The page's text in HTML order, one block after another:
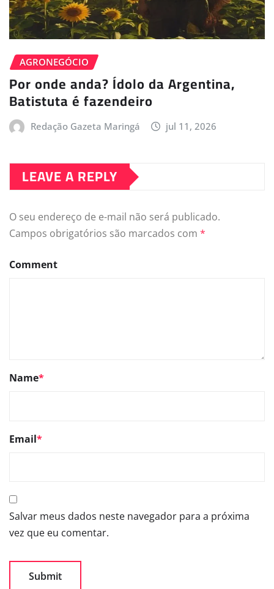
AGRONEGÓCIO
Por onde anda? Ídolo da Argentina,
Batistuta é fazendeiro
Redação Gazeta Maringá jul 11, 2026
LEAVE A REPLY
O seu endereço de e-mail não será publicado.
Campos obrigatórios são marcados com *
Comment
Name*
Email*
Salvar meus dados neste navegador para a próxima
vez que eu comentar.